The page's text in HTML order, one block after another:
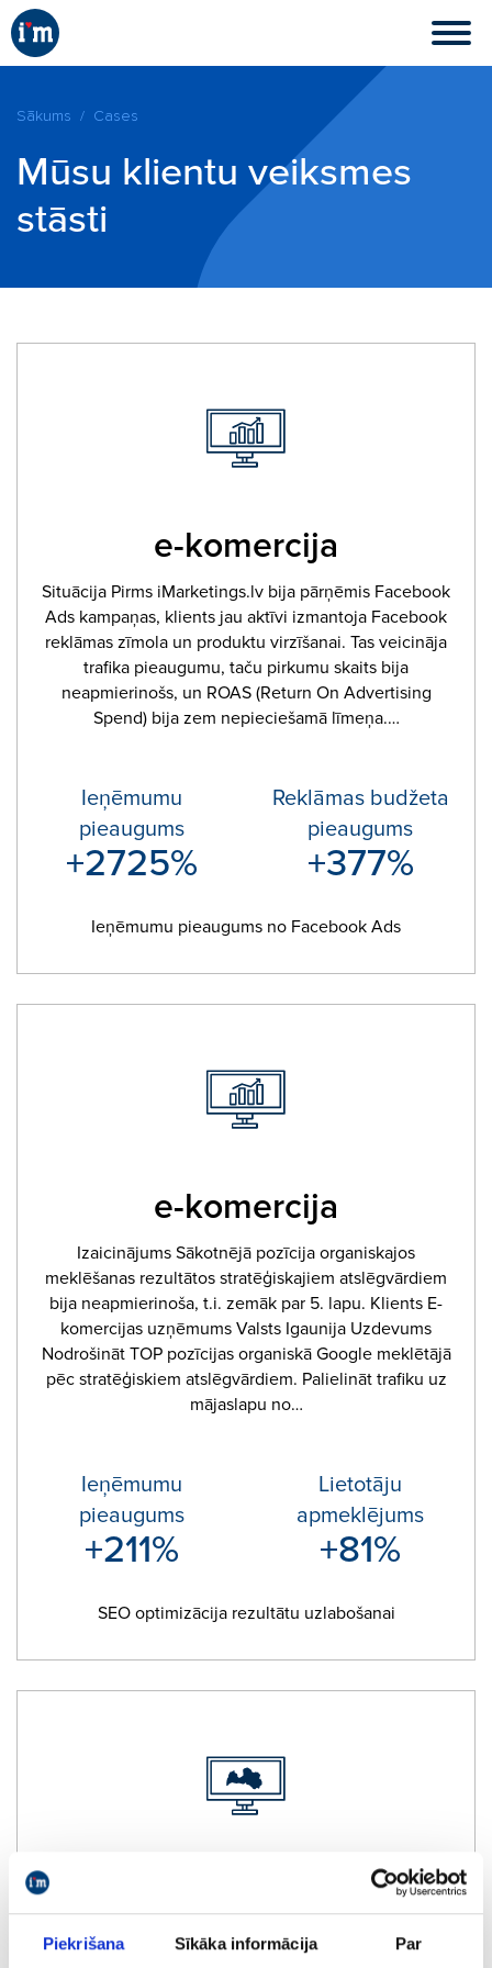
Piekrišana Sīkāka informācija Par
Sākums Cases
Mūsu klientu veiksmes
stāsti
e-komercija
Situācija Pirms iMarketings.lv bija pārņēmis Facebook
Ads kampaņas, klients jau aktīvi izmantoja Facebook
reklāmas zīmola un produktu virzīšanai. Tas veicināja
trafika pieaugumu, taču pirkumu skaits bija
neapmierinošs, un ROAS (Return On Advertising
Spend) bija zem nepieciešamā līmeņa.…
Ieņēmumu
pieaugums
+2725%
Reklāmas budžeta
pieaugums
+377%
Ieņēmumu pieaugums no Facebook Ads
e-komercija
Izaicinājums Sākotnējā pozīcija organiskajos
meklēšanas rezultātos stratēģiskajiem atslēgvārdiem
bija neapmierinoša, t.i. zemāk par 5. lapu. Klients E-
komercijas uzņēmums Valsts Igaunija Uzdevums
Nodrošināt TOP pozīcijas organiskā Google meklētājā
pēc stratēģiskiem atslēgvārdiem. Palielināt trafiku uz
mājaslapu no…
Ieņēmumu
pieaugums
+211%
Lietotāju
apmeklējums
+81%
SEO optimizācija rezultātu uzlabošanai
Izaicinājums iMarketings.lv klients ir e-komercijas